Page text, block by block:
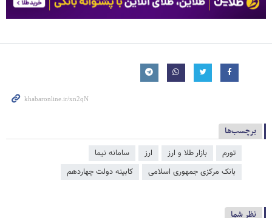
برچسب‌ها
تورم بازار طلا و ارز ارز
سامانه نیما
بانک مرکزی جمهوری اسلامی
کابینه دولت چهاردهم
نظر شما